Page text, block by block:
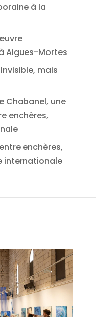
à la
Aigues-Mortes
mais
Chabanel, une
enchères,
enchères,
internationale